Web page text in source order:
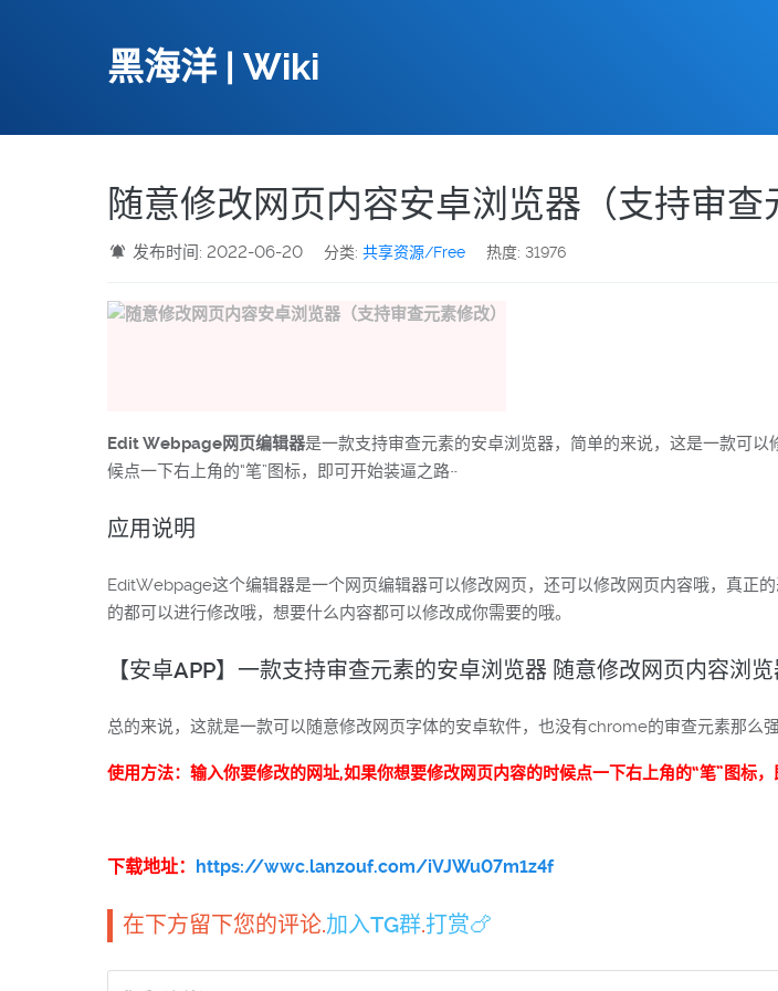
黑海洋 | Wiki
随意修改网页内容安卓浏览器（支持审查
发布时间: 2022-06-20 分类:共享资源/Free 热度: 31976
Edit Webpage网页编辑器是一款支持审查元素的安卓浏览器，简单的来说，这是一款可
候点一下右上角的“笔”图标，即可开始装逼之路~
应用说明
EditWebpage这个编辑器是一个网页编辑器可以修改网页，还可以修改网页内容哦，真正
的都可以进行修改哦，想要什么内容都可以修改成你需要的哦。
【安卓APP】一款支持审查元素的安卓浏览器 随意修改网页内容浏
总的来说，这就是一款可以随意修改网页字体的安卓软件，也没有chrome的审查元素那么强
使用方法：输入你要修改的网址,如果你想要修改网页内容的时候点一下右上角的“笔”图标
下载地址： https://wwc.lanzouf.com/iVJWu07m1z4f
在下方留下您的评论.加入TG群.打赏🍗